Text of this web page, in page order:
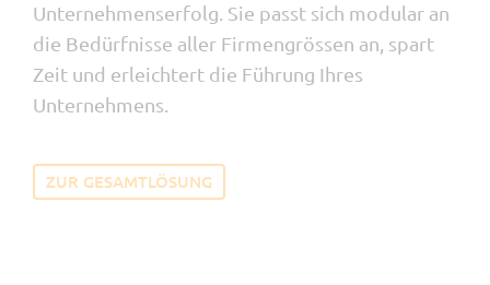
Unternehmenserfolg. Sie passt sich modular an
die Bedürfnisse aller Firmengrössen an, spart
Zeit und erleichtert die Führung Ihres
Unternehmens.
ZUR GESAMTLÖSUNG